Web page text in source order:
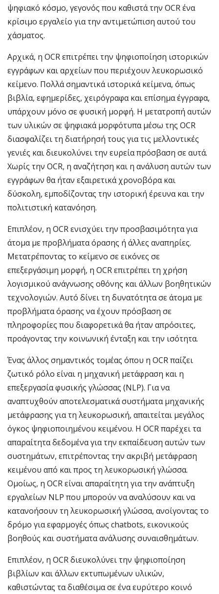
ψηφιακό κόσμο, γεγονός που καθιστά την OCR ένα
κρίσιμο εργαλείο για την αντιμετώπιση αυτού του
χάσματος.
Αρχικά, η OCR επιτρέπει την ψηφιοποίηση ιστορικών
εγγράφων και αρχείων που περιέχουν λευκορωσικό
κείμενο. Πολλά σημαντικά ιστορικά κείμενα, όπως
βιβλία, εφημερίδες, χειρόγραφα και επίσημα έγγραφα,
υπάρχουν μόνο σε φυσική μορφή. Η μετατροπή αυτών
των υλικών σε ψηφιακά μορφότυπα μέσω της OCR
διασφαλίζει τη διατήρησή τους για τις μελλοντικές
γενιές και διευκολύνει την ευρεία πρόσβαση σε αυτά.
Χωρίς την OCR, η αναζήτηση και η ανάλυση αυτών των
εγγράφων θα ήταν εξαιρετικά χρονοβόρα και
δύσκολη, εμποδίζοντας την ιστορική έρευνα και την
πολιτιστική κατανόηση.
Επιπλέον, η OCR ενισχύει την προσβασιμότητα για
άτομα με προβλήματα όρασης ή άλλες αναπηρίες.
Μετατρέποντας το κείμενο σε εικόνες σε
επεξεργάσιμη μορφή, η OCR επιτρέπει τη χρήση
λογισμικού ανάγνωσης οθόνης και άλλων βοηθητικών
τεχνολογιών. Αυτό δίνει τη δυνατότητα σε άτομα με
προβλήματα όρασης να έχουν πρόσβαση σε
πληροφορίες που διαφορετικά θα ήταν απρόσιτες,
προάγοντας την κοινωνική ένταξη και την ισότητα.
Ένας άλλος σημαντικός τομέας όπου η OCR παίζει
ζωτικό ρόλο είναι η μηχανική μετάφραση και η
επεξεργασία φυσικής γλώσσας (NLP). Για να
αναπτυχθούν αποτελεσματικά συστήματα μηχανικής
μετάφρασης για τη λευκορωσική, απαιτείται μεγάλος
όγκος ψηφιοποιημένου κειμένου. Η OCR παρέχει τα
απαραίτητα δεδομένα για την εκπαίδευση αυτών των
συστημάτων, επιτρέποντας την ακριβή μετάφραση
κειμένου από και προς τη λευκορωσική γλώσσα.
Ομοίως, η OCR είναι απαραίτητη για την ανάπτυξη
εργαλείων NLP που μπορούν να αναλύσουν και να
κατανοήσουν τη λευκορωσική γλώσσα, ανοίγοντας το
δρόμο για εφαρμογές όπως chatbots, εικονικούς
βοηθούς και συστήματα ανάλυσης συναισθημάτων.
Επιπλέον, η OCR διευκολύνει την ψηφιοποίηση
βιβλίων και άλλων εκτυπωμένων υλικών,
καθιστώντας τα διαθέσιμα σε ένα ευρύτερο κοινό